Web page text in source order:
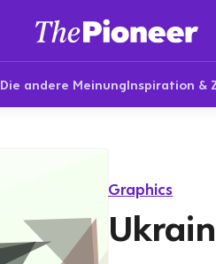
Die andere MeinungInspiration &
Graphics